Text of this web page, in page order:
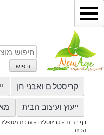
דילוג
לתוכן
חיפוש
עבור:
חיפוש
קריסטלים ואבני חן
ייעוץ ועיצוב הבית
דף הבית» קריסטלים » ערכת מטפלים
הכתר